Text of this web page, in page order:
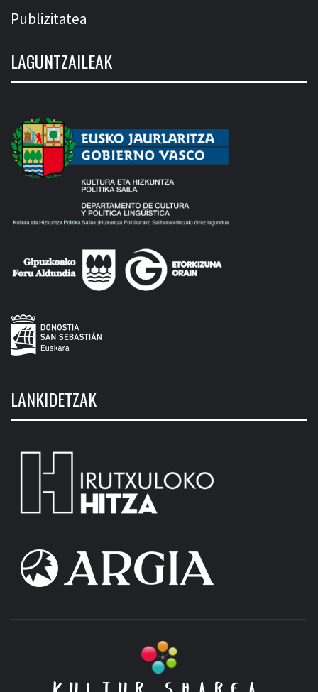
Publizitatea
LAGUNTZAILEAK
LANKIDETZAK